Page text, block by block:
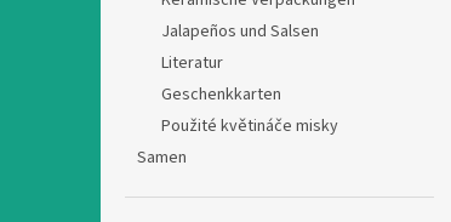
Jalapeños und Salsen
Literatur
Geschenkkarten
Použité květináče misky
Samen